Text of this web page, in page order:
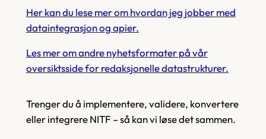
Her kan du lese mer om hvordan jeg jobber med
dataintegrasjon og apier.
Les mer om andre nyhetsformater på vår
oversiktsside for redaksjonelle datastrukturer.
Trenger du å implementere, validere, konvertere
eller integrere NITF – så kan vi løse det sammen.